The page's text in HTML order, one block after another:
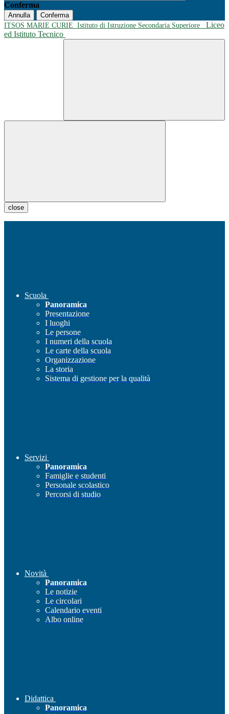
Conferma
Annulla
Conferma
ITSOS MARIE CURIE Istituto di Istruzione Secondaria Superiore
Liceo
ed Istituto Tecnico
close
Scuola
Panoramica
Presentazione
I luoghi
Le persone
I numeri della scuola
Le carte della scuola
Organizzazione
La storia
Sistema di gestione per la qualità
Servizi
Panoramica
Famiglie e studenti
Personale scolastico
Percorsi di studio
Novità
Panoramica
Le notizie
Le circolari
Calendario eventi
Albo online
Didattica
Panoramica